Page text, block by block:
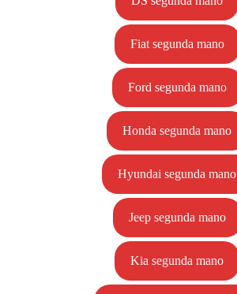
Fiat segunda mano
Ford segunda mano
Honda segunda mano
Hyundai segunda mano
Jeep segunda mano
Kia segunda mano